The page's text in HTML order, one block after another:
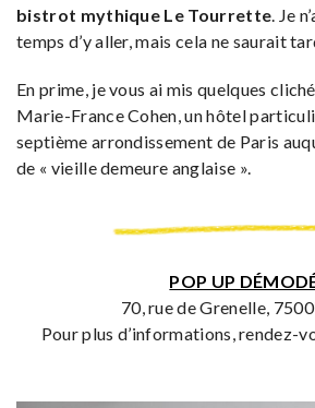
bistrot mythique Le Tourrette. Je
temps d’y aller, mais cela ne saurait
En prime, je vous ai mis quelques
Marie-France Cohen, un hôtel
septième arrondissement de Paris
de « vieille demeure anglaise ».
POP UP
70, rue de Grenelle,
Pour plus d’informations, rendez-